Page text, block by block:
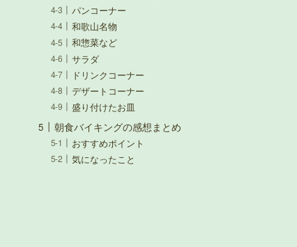
パンコーナー
和歌山名物
和惣菜など
サラダ
ドリンクコーナー
デザートコーナー
盛り付けたお皿
朝食バイキングの感想まとめ
おすすめポイント
気になったこと